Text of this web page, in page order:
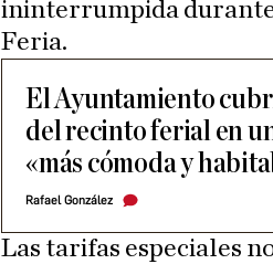
ininterrumpida durante
Feria.
El Ayuntamiento
del recinto ferial en
«más cómoda y
Rafael González
Las tarifas especiales